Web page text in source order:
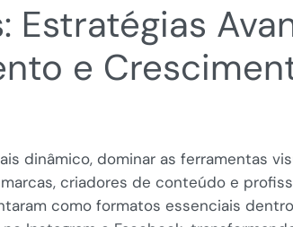
Estratégias
e
dinâmico, dominar as ferramentas
criadores de conteúdo e
como formatos essenciais